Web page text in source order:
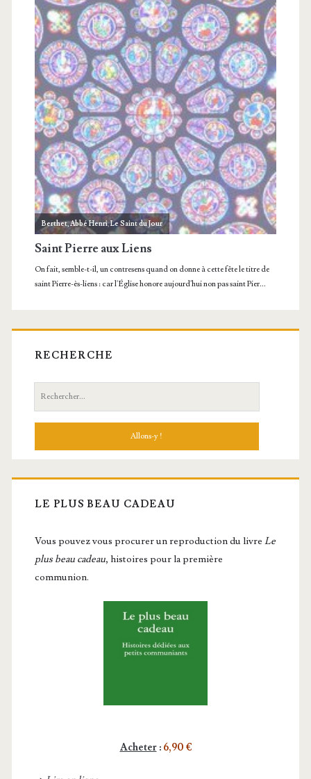
RECHERCHE
Recherche:
LE PLUS BEAU CADEAU
Vous pou­vez vous pro­cu­rer un repro­duc­tion du livre Le
plus beau cadeau, histoires pour la première
communion.
Acheter: 6,90 €